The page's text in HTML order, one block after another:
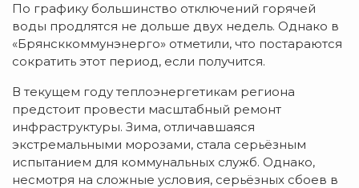
По графику большинство отключений горячей
воды продлятся не дольше двух недель. Однако в
«Брянсккоммунэнерго» отметили, что постараются
сократить этот период, если получится.
В текущем году теплоэнергетикам региона
предстоит провести масштабный ремонт
инфраструктуры. Зима, отличавшаяся
экстремальными морозами, стала серьёзным
испытанием для коммунальных служб. Однако,
несмотря на сложные условия, серьёзных сбоев в